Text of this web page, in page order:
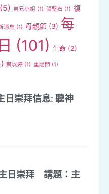
(5) 弟兄小組 (1) 張堅石 (1) 復
消息 (1) 母親節 (3) 每
(101) 生命 (2)
蔡以婷 (1) 重陽節 (1)
日崇拜信息: 聽神
日崇拜 講題：主